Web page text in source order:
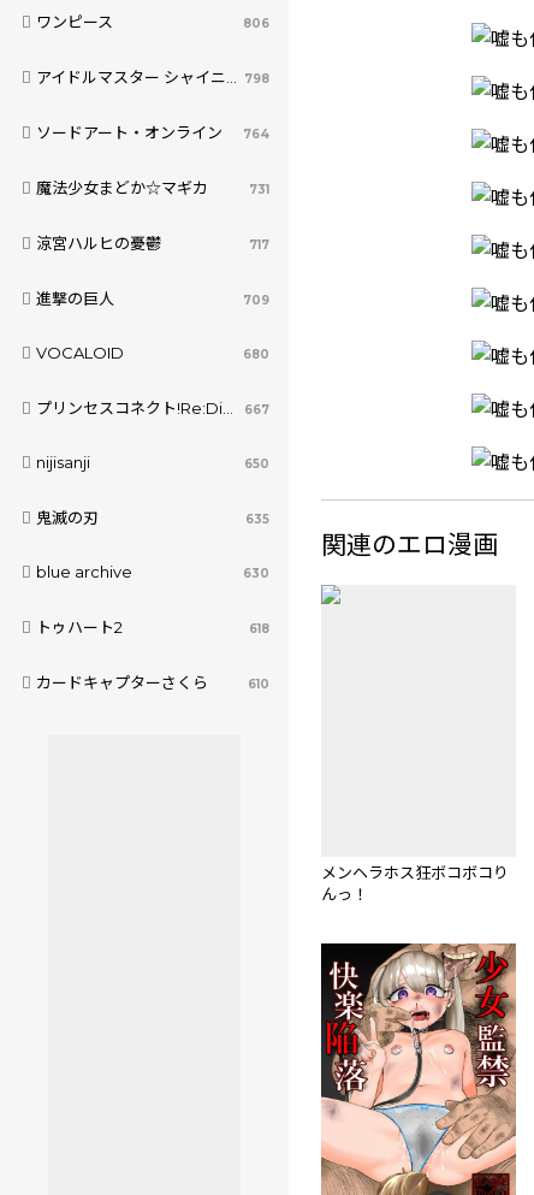
ワンピース 806
アイドルマスター シャイニーカラーズ 798
ソードアート・オンライン 764
魔法少女まどか☆マギカ 731
涼宮ハルヒの憂鬱 717
進撃の巨人 709
VOCALOID 680
プリンセスコネクト!Re:Dive 667
nijisanji 650
鬼滅の刃 635
blue archive 630
トゥハート2 618
カードキャプターさくら 610
関連のエロ漫画
メンヘラホス狂ボコボコり
んっ！